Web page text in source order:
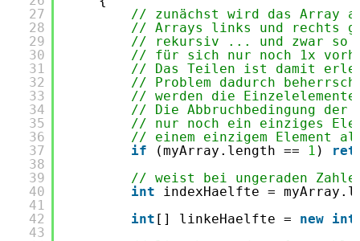
27
28
29
30
31
32
33
34
35
36
37
38
39
40
41
42
43
// zunächst wird das Array
// Arrays links und rechts
// rekursiv ... und zwar so
// für sich nur noch 1x
// Das Teilen ist damit
// Problem dadurch
// werden die
// Die Abbruchbedingung
// nur noch ein einziges
// einem einzigem
if
(myArray.length == 1 )
// weist bei ungeraden
int
indexHaelfte =
int [] linkeHaelfte = new int